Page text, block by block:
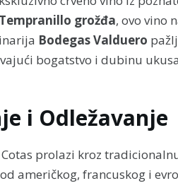
grožđa, ovo vino
Bodegas Valduero
bogatstvo i dubinu
i Odležavanje
prolazi kroz
američkog, francuskog i